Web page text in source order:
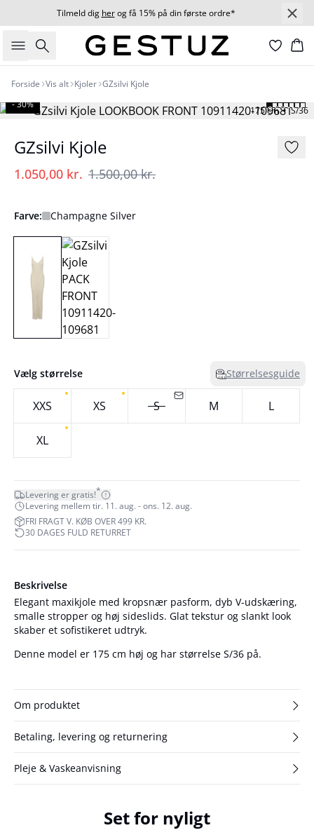
Tilmeld dig herog få 15% på din første ordre*
Søg
Forside Vis alt Kjoler GZsilvi Kjole
175 cm • S/36
- 30%
GZsilvi Kjole
1.050,00 kr. 1.500,00 kr.
Farve: Champagne Silver
Vælg størrelse Størrelsesguide
XXS XS S M L
XL
Levering er gratis!*
Levering mellem tir. 11. aug. - ons. 12. aug.
FRI FRAGT V. KØB OVER 499 KR.
30 DAGES FULD RETURRET
Beskrivelse
Elegant maxikjole med kropsnær pasform, dyb V-udskæring,
smalle stropper og høj sideslids. Glat tekstur og slankt look
skaber et sofistikeret udtryk.
Denne model er 175 cm høj og har størrelse S/36 på.
Om produktet
Betaling, levering og returnering
Pleje & Vaskeanvisning
Set for nyligt